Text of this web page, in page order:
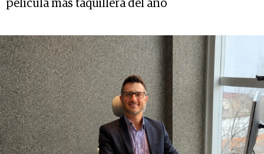
película más taquillera del año